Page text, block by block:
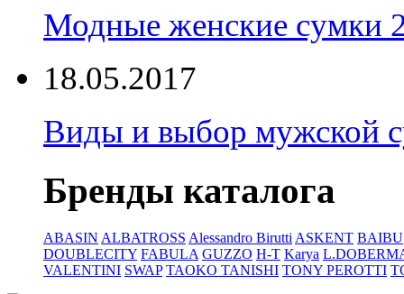
Модные женские сумки
18.05.2017
Виды и выбор мужской
Бренды каталога
ABASIN ALBATROSS Alessandro Birutti ASKENT BAIBU
DOUBLECITY FABULA GUZZO H-T Karya
VALENTINI SWAP TAOKO TANISHI TONY PEROTTI